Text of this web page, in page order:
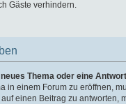
Gäste verhindern.
Thema oder eine
in einem Forum zu eröffnen,
einen Beitrag zu antworten,